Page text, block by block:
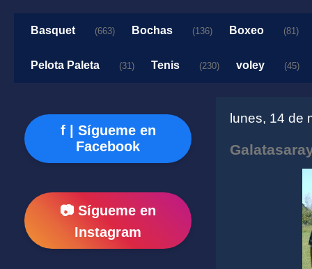
Basquet (663) Bochas (136) Boxeo (81)
Pelota Paleta (31) Tenis (230) voley (45)
lunes, 14 de
f | Sígueme en
Facebook
📷 Sígueme en
Instagram